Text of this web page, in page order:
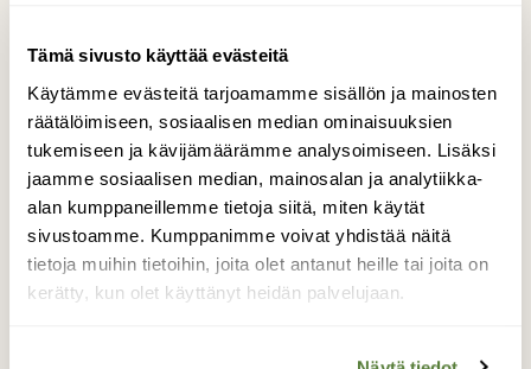
Tämä sivusto käyttää evästeitä
Käytämme evästeitä tarjoamamme sisällön ja mainosten
räätälöimiseen, sosiaalisen median ominaisuuksien
tukemiseen ja kävijämäärämme analysoimiseen. Lisäksi
jaamme sosiaalisen median, mainosalan ja analytiikka-
alan kumppaneillemme tietoja siitä, miten käytät
sivustoamme. Kumppanimme voivat yhdistää näitä
tietoja muihin tietoihin, joita olet antanut heille tai joita on
kerätty, kun olet käyttänyt heidän palvelujaan.
Valkovuokkojen takatalvi
Valkovuokot takatalven kourissa.
Valokuvaaja: Tarja Naukkarinen, Savitaipale
26.4.2026